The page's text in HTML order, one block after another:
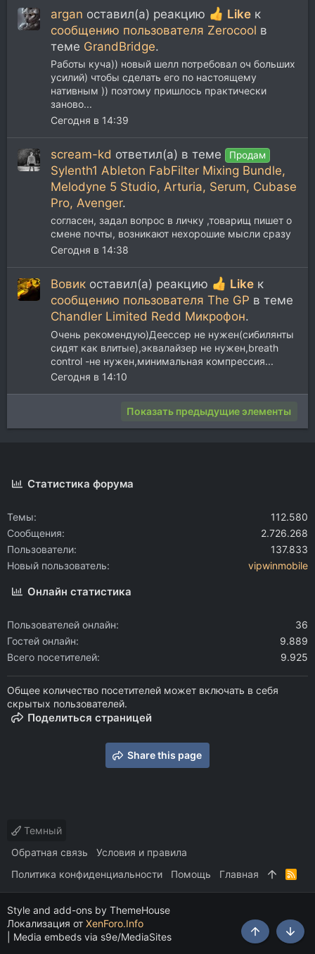
argan оставил(а) реакцию Like к
сообщению пользователя Zerocool в
теме GrandBridge.
Работы куча)) новый шелл потребовал оч больших
усилий) чтобы сделать его по настоящему
нативным )) поэтому пришлось практически
заново...
Сегодня в 14:39
scream-kd ответил(а) в теме Продам
Sylenth1 Ableton FabFilter Mixing Bundle,
Melodyne 5 Studio, Arturia, Serum, Cubase
Pro, Avenger.
согласен, задал вопрос в личку ,товарищ пишет о
смене почты, возникают нехорошие мысли сразу
Сегодня в 14:38
Вовик оставил(а) реакцию Like к
сообщению пользователя The GP в теме
Chandler Limited Redd Микрофон.
Очень рекомендую)Деессер не нужен(сибилянты
сидят как влитые),эквалайзер не нужен,breath
control -не нужен,минимальная компрессия...
Сегодня в 14:10
Показать предыдущие элементы
Статистика форума
Темы
112.580
Сообщения
2.726.268
Пользователи
137.833
Новый пользователь
vipwinmobile
Онлайн статистика
Пользователей онлайн
36
Гостей онлайн
9.889
Всего посетителей
9.925
Общее количество посетителей может включать в себя
скрытых пользователей.
Поделиться страницей
Share this page
Темный
Обратная связь
Условия и правила
Политика конфиденциальности
Помощь Главная
R
Style and add-ons by ThemeHouse
Локализация от XenForo.Info
Media embeds via s9e/MediaSites Сверху Снизу